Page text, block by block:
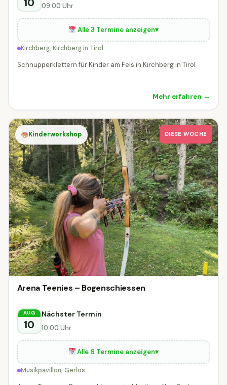
10 09:00 Uhr
Alle 3 Termine anzeigen▾
Kirchberg, Kirchberg in Tirol
Schnupperklettern für Kinder am Fels in Kirchberg in Tirol
Mehr erfahren →
Kinderworkshop DIESE WOCHE
Arena Teenies – Bogenschiessen
AUG
10
Nächster Termin
10:00 Uhr
Alle 6 Termine anzeigen▾
Musikpavillon, Gerlos